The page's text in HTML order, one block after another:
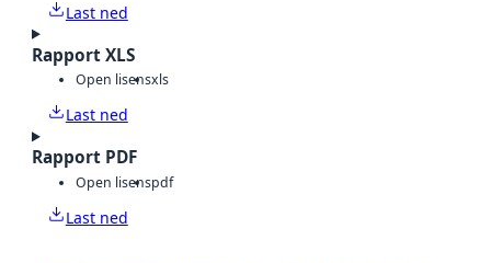
Last ned
Rapport XLS
Open lisensxls
Last ned
Rapport PDF
Open lisenspdf
Last ned